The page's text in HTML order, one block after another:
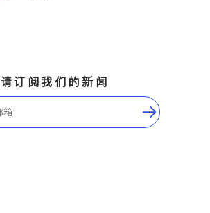
请订阅我们的新闻